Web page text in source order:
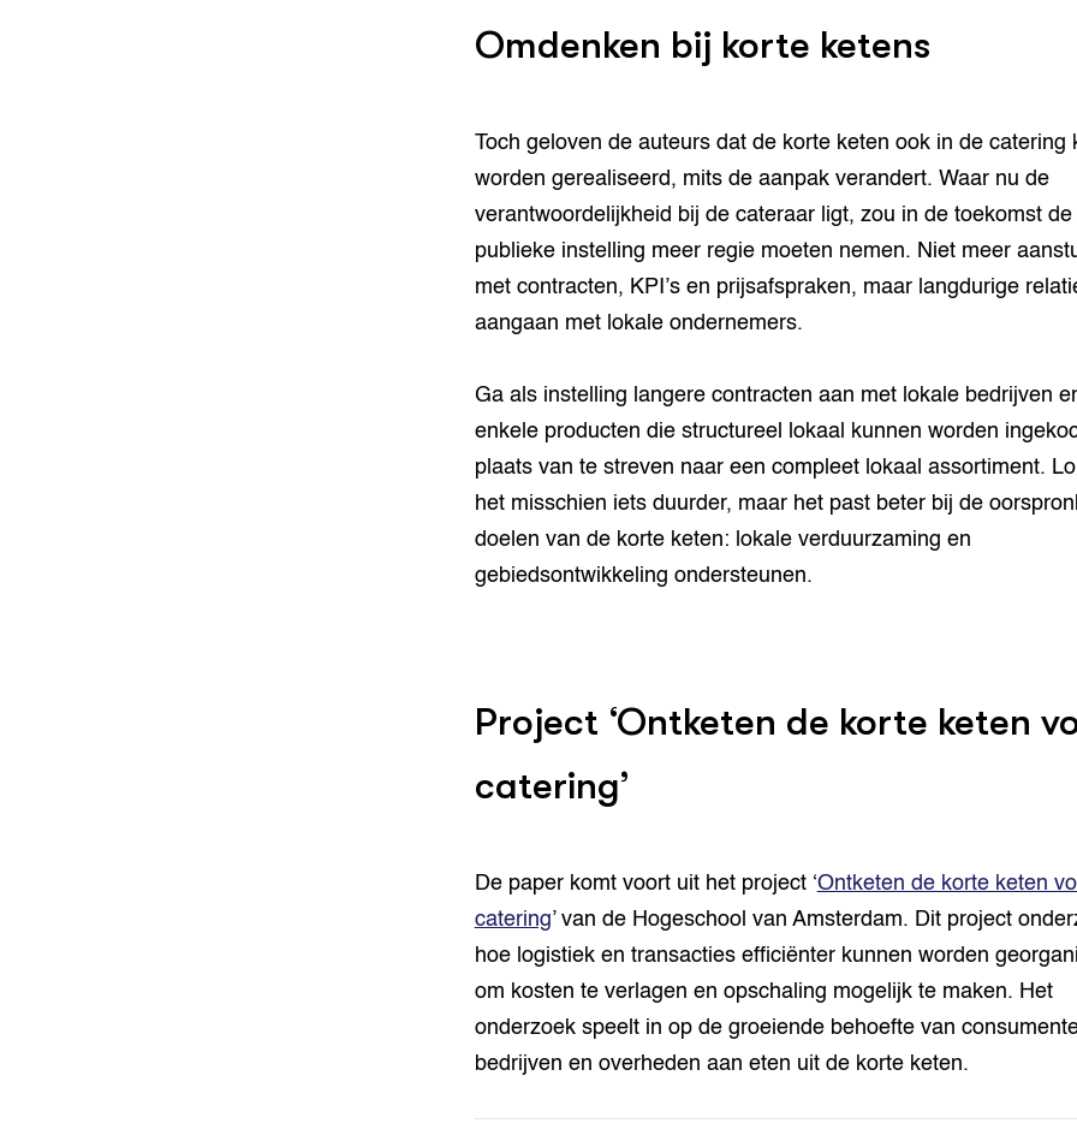
Omdenken bij korte ketens
Toch geloven de auteurs dat de korte keten ook in de catering
worden gerealiseerd, mits de aanpak verandert. Waar nu de
verantwoordelijkheid bij de cateraar ligt, zou in de toekomst de
publieke instelling meer regie moeten nemen. Niet meer
met contracten, KPI’s en prijsafspraken, maar langdurige
aangaan met lokale ondernemers.
Ga als instelling langere contracten aan met lokale bedrijven
enkele producten die structureel lokaal kunnen worden
plaats van te streven naar een compleet lokaal assortiment.
het misschien iets duurder, maar het past beter bij de
doelen van de korte keten: lokale verduurzaming en
gebiedsontwikkeling ondersteunen.
Project ‘Ontketen de korte keten
catering’
De paper komt voort uit het project ‘Ontketen de korte keten
catering’ van de Hogeschool van Amsterdam. Dit project
hoe logistiek en transacties efficiënter kunnen worden
om kosten te verlagen en opschaling mogelijk te maken. Het
onderzoek speelt in op de groeiende behoefte van
bedrijven en overheden aan eten uit de korte keten.